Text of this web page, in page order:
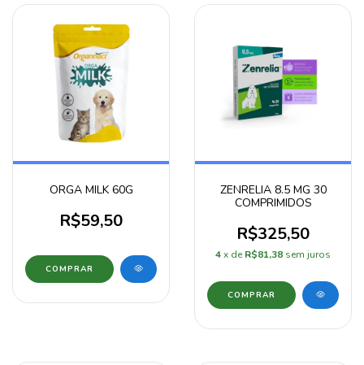
ORGA MILK 60G
R$59,50
ZENRELIA 8.5 MG 30
COMPRIMIDOS
R$325,50
4x de R$81,38 sem juros